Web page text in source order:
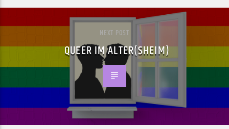
NEXT POST
QUEER IM ALTER(SHEIM)